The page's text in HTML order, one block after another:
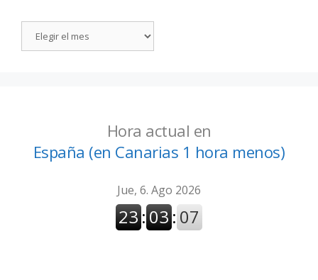
Hora actual en
España (en Canarias 1 hora menos)